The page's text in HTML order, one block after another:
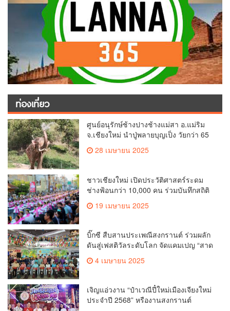
ท่องเที่ยว
ศูนย์อนุรักษ์ช้างปางช้างแม่สา อ.แม่ริม
จ.เชียงใหม่ นำปู่พลายบุญเป็ง วัยกว่า 65
ปี เข้าสู่บ้านพักช้างชรา เพื่อพักผ่อนเต็มที่
28 เมษายน 2025
ชาวเชียงใหม่ เปิดประวัติศาสตร์ระดม
ช่างฟ้อนกว่า 10,000 คน ร่วมบันทึกสถิติ
ทำลายสถิติ 7,218 คน เฉลิมฉลองใน
เมืองเชียงใหม่
19 เมษายน 2025
บิ๊กซี สืบสานประเพณีสงกรานต์ ร่วมผลัก
ดันสู่เฟสติวัลระดับโลก จัดแคมเปญ “สาด
สูงสุด 50% กระตุ้นการเดินทางนักท่อง
2,132 ล้านบาท
4 เมษายน 2025
เจิญแอ่วงาน “ป๋าเวณีปี๋ใหม่เมืองเจียงใหม่
ประจำปี 2568” หรืองานสงกรานต์